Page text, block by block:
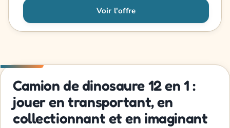
Voir l'offre
Camion de dinosaure 12 en 1 :
jouer en transportant, en
collectionnant et en imaginant